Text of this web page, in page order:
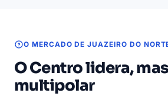
O MERCADO DE JUAZEIRO DO
O Centro lidera,
multipolar